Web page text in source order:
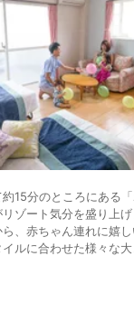
約15分のところにある
ゾート気分を盛り上
、赤ちゃん連れに嬉
ルに合わせた様々な